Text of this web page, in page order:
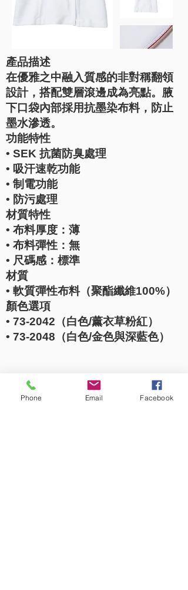
產品描述
在優雅之中融入質感的非對稱翻領
設計，搭配雙層滾邊成為亮點。腋
下口袋內部採用抗墨染布料，防止
墨水滲透。
功能特性
• SEK 抗菌防臭處理
• 吸汗速乾功能
• 制電功能
• 防污處理
材質特性
• 布料厚度：薄
• 布料彈性：無
• 尺碼感：標準
材質
• 軟質彈性布料（聚酯纖維100%）
顏色選項
• 73-2042（白色/薰衣草粉紅）
• 73-2048（白色/金色與深藍色）
Phone Email Facebook